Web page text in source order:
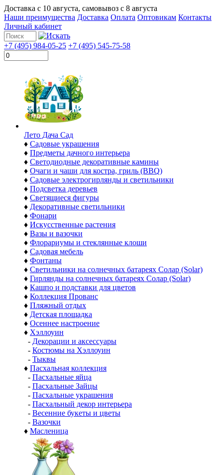
Доставка с 10 августа, самовывоз с 8 августа
Наши преимущества Доставка Оплата Оптовикам Контакты
Личный кабинет
+7 (495) 984-05-25 +7 (495) 545-75-58
Лето Дача Сад
♦ Садовые украшения
♦ Предметы дачного интерьера
♦ Светодиодные декоративные камины
♦ Очаги и чаши для костра, гриль (BBQ)
♦ Садовые электрогирлянды и светильники
♦ Подсветка деревьев
♦ Светящиеся фигуры
♦ Декоративные светильники
♦ Фонари
♦ Искусственные растения
♦ Вазы и вазочки
♦ Флорариумы и стеклянные клоши
♦ Садовая мебель
♦ Фонтаны
♦ Светильники на солнечных батареях Солар (Solar)
♦ Гирлянды на солнечных батареях Солар (Solar)
♦ Кашпо и подставки для цветов
♦ Коллекция Прованс
♦ Пляжный отдых
♦ Детская площадка
♦ Осеннее настроение
♦ Хэллоуин
- Декорации и аксессуары
- Костюмы на Хэллоуин
- Тыквы
♦ Пасхальная коллекция
- Пасхальные яйца
- Пасхальные Зайцы
- Пасхальные украшения
- Пасхальный декор интерьера
- Весенние букеты и цветы
- Вазочки
♦ Масленица